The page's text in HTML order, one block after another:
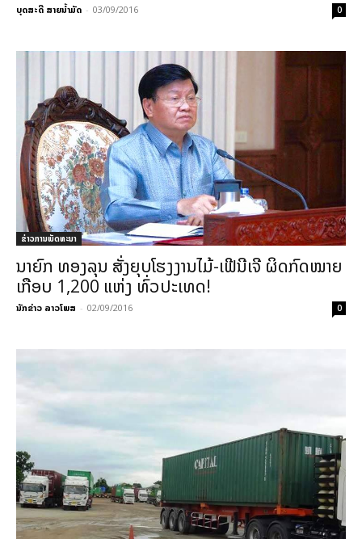
ບຸດສະດີ ສາຍນ້ຳມັດ - 03/09/2016 0
ຂ່າວການພັດທະນາ
ນາຍົກ ທອງລຸນ ສັ່ງຍຸບໂຮງງານໄມ້-ເຟີນີເຈີ ຜິດກົດໝາຍ
ເກືອບ 1,200 ແຫ່ງ ທົ່ວປະເທດ!
ນັກຂ່າວ ລາວໂພສ - 02/09/2016 0